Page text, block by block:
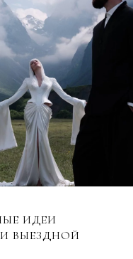
ИДЕИ
ВЫЕЗДНОЙ